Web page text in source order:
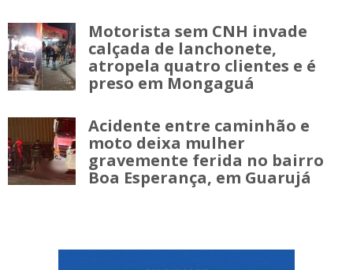
Motorista sem CNH invade
calçada de lanchonete,
atropela quatro clientes e é
preso em Mongaguá
Acidente entre caminhão e
moto deixa mulher
gravemente ferida no bairro
Boa Esperança, em Guarujá